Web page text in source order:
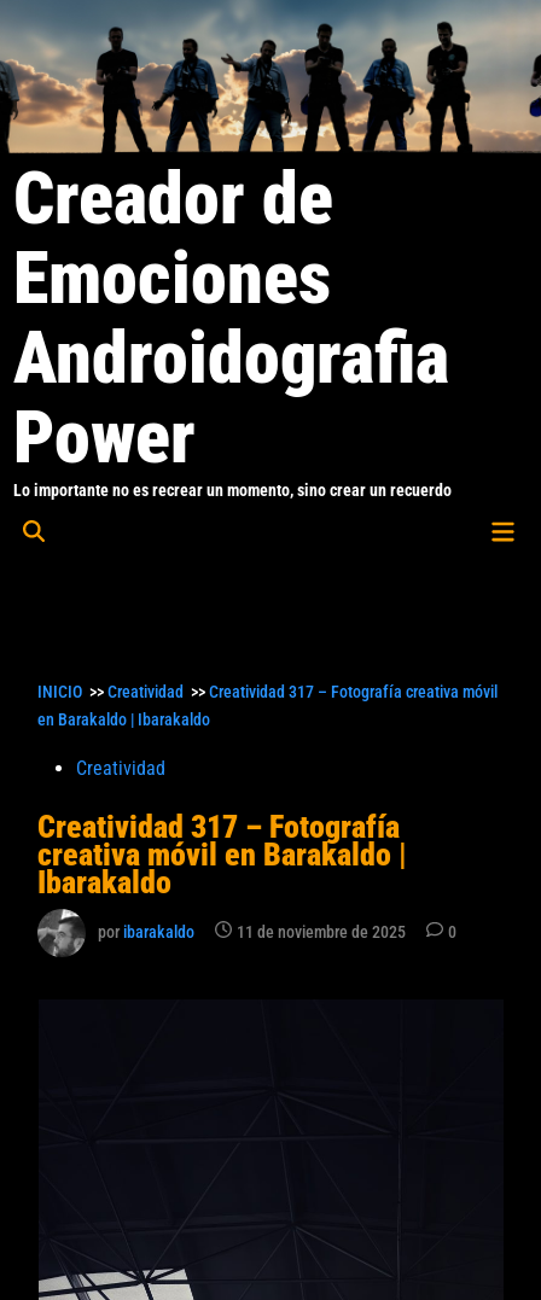
al
contenido
Creador de
Emociones
Androidografia
Power
Lo importante no es recrear un momento, sino crear un recuerdo
Abrir
INICIO >>Creatividad >>Creatividad 317 – Fotografía creativa móvil
en Barakaldo | Ibarakaldo
Publicado
Creatividad
Creatividad 317 – Fotografía
creativa móvil en Barakaldo |
Ibarakaldo
poribarakaldo 11 de noviembre de 2025 0